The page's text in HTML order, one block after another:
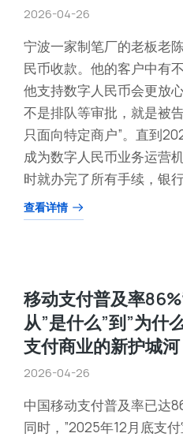
2026-04-26
宁波一家制笔厂的老板老
民币收款。他的客户中有
他支持数字人民币会更放
不是排队等审批，就是被
只面向特定商户”。直到
成为数字人民币业务运营
时就办完了所有手续，银
查看详情
移动支付普及率
从”是什么”到”为什
支付商业的新护城河
2026-04-26
中国移动支付普及率已达
同时，”2025年12月底支